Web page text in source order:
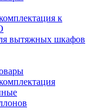
к
вытяжных шкафов